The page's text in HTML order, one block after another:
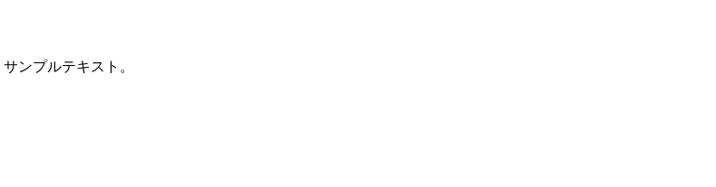
ンプルテキスト。